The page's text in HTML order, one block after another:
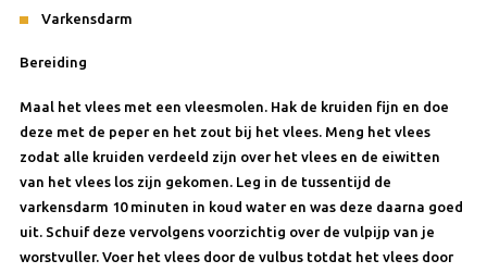
Varkensdarm
Bereiding
Maal het vlees met een vleesmolen. Hak de kruiden fijn en doe
deze met de pe­per en het zout bij het vlees. Meng het vlees
zodat alle kruiden verdeeld zijn over het vlees en de eiwitten
van het vlees los zijn gekomen. Leg in de tussentijd de
varkensdarm 10 minuten in koud water en was deze daarna goed
uit. Schuif deze vervolgens voorzichtig over de vulpijp van je
worstvuller. Voer het vlees door de vul­bus totdat het vlees door